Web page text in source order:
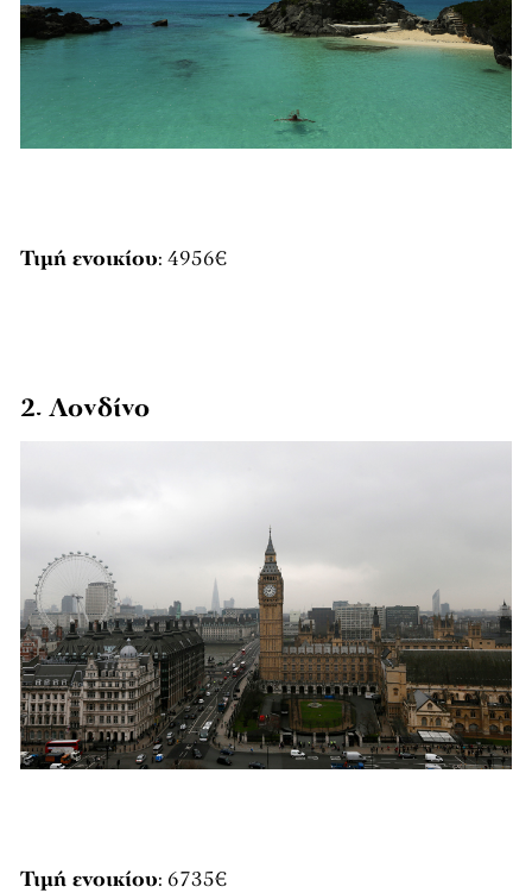
Τιμή ενοικίου: 4956€
2. Λονδίνο
Τιμή ενοικίου: 6735€